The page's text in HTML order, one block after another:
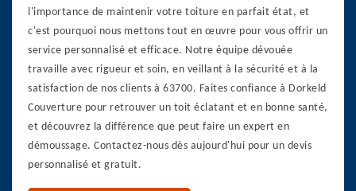
l'importance de maintenir votre toiture en parfait état, et
c'est pourquoi nous mettons tout en œuvre pour vous offrir un
service personnalisé et efficace. Notre équipe dévouée
travaille avec rigueur et soin, en veillant à la sécurité et à la
satisfaction de nos clients à 63700. Faites confiance à Dorkeld
Couverture pour retrouver un toit éclatant et en bonne santé,
et découvrez la différence que peut faire un expert en
démoussage. Contactez-nous dès aujourd'hui pour un devis
personnalisé et gratuit.